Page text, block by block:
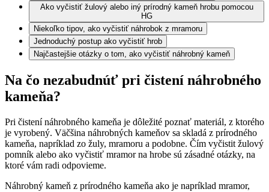
Ako vyčistiť žulový alebo iný prírodný kameň hrobu pomocou
HG
Niekoľko tipov, ako vyčistiť náhrobok z mramoru
Jednoduchý postup ako vyčistiť hrob
Najčastejšie otázky o tom, ako vyčistiť náhrobný kameň
Na čo nezabudnúť pri čistení náhrobného
kameňa?
Pri čistení náhrobného kameňa je dôležité poznať materiál, z ktorého
je vyrobený. Väčšina náhrobných kameňov sa skladá z prírodného
kameňa, napríklad zo žuly, mramoru a podobne. Čím vyčistit žulový
pomník alebo ako vyčistiť mramor na hrobe sú zásadné otázky, na
ktoré vám radi odpovieme.
Náhrobný kameň z prírodného kameňa ako je napríklad mramor,